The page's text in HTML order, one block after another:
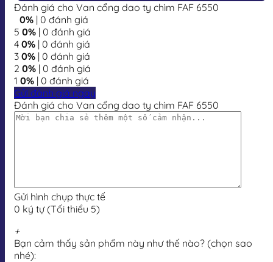
Đánh giá cho Van cổng dao ty chìm FAF 6550
0% | 0 đánh giá
5 0% | 0 đánh giá
4 0% | 0 đánh giá
3 0% | 0 đánh giá
2 0% | 0 đánh giá
1 0% | 0 đánh giá
Gửi đánh giá ngay
Đánh giá cho Van cổng dao ty chìm FAF 6550
Gửi hình chụp thực tế
0 ký tự (Tối thiểu 5)
+
Bạn cảm thấy sản phẩm này như thế nào? (chọn sao
nhé):